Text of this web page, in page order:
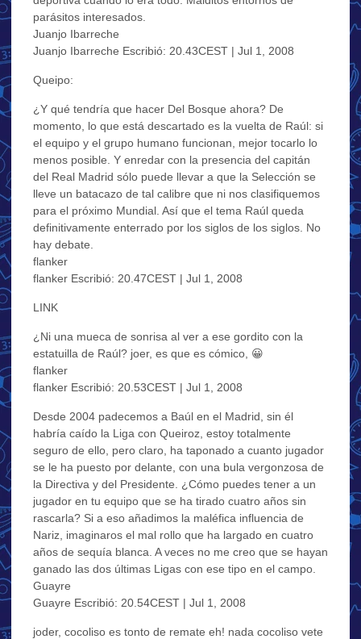
parásitos interesados.
Juanjo Ibarreche
Juanjo Ibarreche Escribió: 20.43CEST | Jul 1, 2008
Queipo:
¿Y qué tendría que hacer Del Bosque ahora? De
momento, lo que está descartado es la vuelta de Raúl: si
el equipo y el grupo humano funcionan, mejor tocarlo lo
menos posible. Y enredar con la presencia del capitán
del Real Madrid sólo puede llevar a que la Selección se
lleve un batacazo de tal calibre que ni nos clasifiquemos
para el próximo Mundial. Así que el tema Raúl queda
definitivamente enterrado por los siglos de los siglos. No
hay debate.
flanker
flanker Escribió: 20.47CEST | Jul 1, 2008
LINK
¿Ni una mueca de sonrisa al ver a ese gordito con la
estatuilla de Raúl? joer, es que es cómico, 😀
flanker
flanker Escribió: 20.53CEST | Jul 1, 2008
Desde 2004 padecemos a Baúl en el Madrid, sin él
habría caído la Liga con Queiroz, estoy totalmente
seguro de ello, pero claro, ha taponado a cuanto jugador
se le ha puesto por delante, con una bula vergonzosa de
la Directiva y del Presidente. ¿Cómo puedes tener a un
jugador en tu equipo que se ha tirado cuatro años sin
rascarla? Si a eso añadimos la maléfica influencia de
Nariz, imaginaros el mal rollo que ha largado en cuatro
años de sequía blanca. A veces no me creo que se hayan
ganado las dos últimas Ligas con ese tipo en el campo.
Guayre
Guayre Escribió: 20.54CEST | Jul 1, 2008
joder, cocoliso es tonto de remate eh! nada cocoliso vete